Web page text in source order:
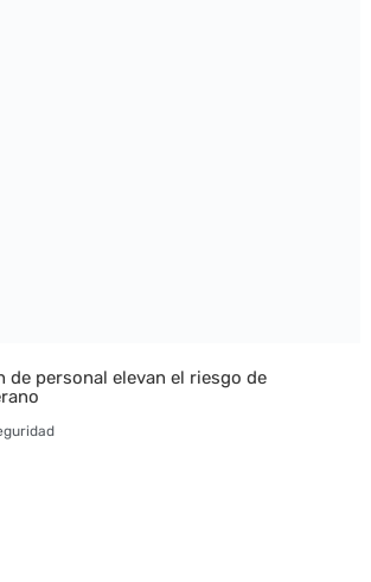
de personal elevan el riesgo de